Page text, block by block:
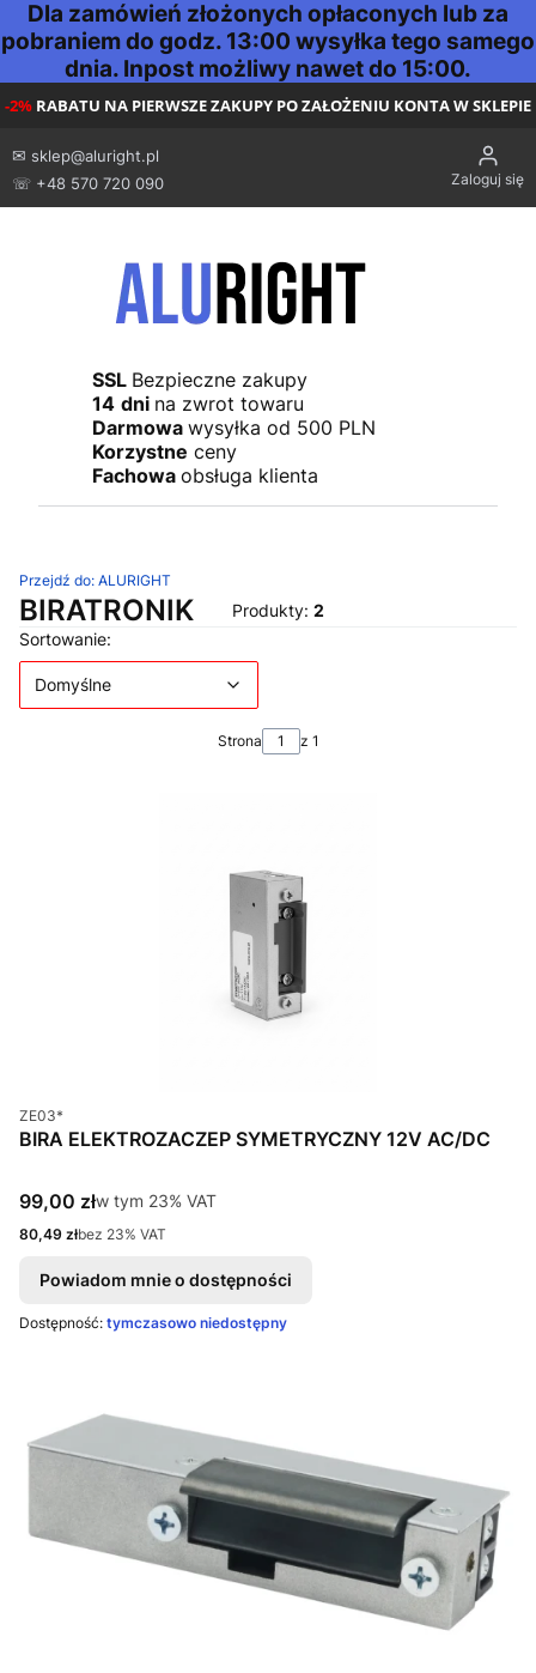
Dla zamówień złożonych opłaconych lub za
pobraniem do godz. 13:00 wysyłka tego samego
dnia. Inpost możliwy nawet do 15:00.
-2% RABATU NA PIERWSZE ZAKUPY PO ZAŁOŻENIU KONTA W SKLEPIE
✉ sklep@aluright.pl
☏ +48 570 720 090
Zaloguj się
SSL Bezpieczne zakupy
14 dni na zwrot towaru
Darmowa wysyłka od 500 PLN
Korzystne ceny
Fachowa obsługa klienta
Przejdź do: ALURIGHT
BIRATRONIK Produkty: 2
Lista produktów
Sortowanie:
Domyślne
Strona z 1
Kod produktu
ZE03*
BIRA ELEKTROZACZEP SYMETRYCZNY 12V AC/DC
Cena brutto
99,00 złw tym %s VAT
w tym 23% VAT
Cena netto
80,49 złbez 23% VAT
Powiadom mnie o dostępności
Dostępność: tymczasowo niedostępny